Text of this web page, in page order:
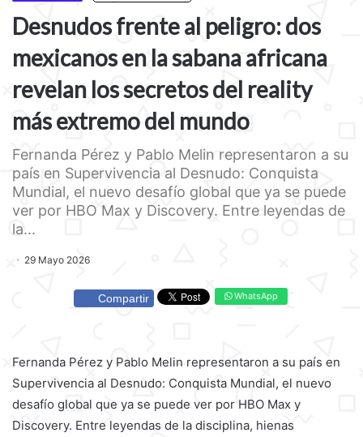
Desnudos frente al peligro: dos
mexicanos en la sabana africana
revelan los secretos del reality
más extremo del mundo
Fernanda Pérez y Pablo Melin representaron a su
país en Supervivencia al Desnudo: Conquista
Mundial, el nuevo desafío global que ya se puede
ver por HBO Max y Discovery. Entre leyendas de
la...
29 Mayo 2026
Compartir WhatsApp
Fernanda Pérez y Pablo Melin representaron a su país en
Supervivencia al Desnudo: Conquista Mundial, el nuevo
desafío global que ya se puede ver por HBO Max y
Discovery. Entre leyendas de la disciplina, hienas